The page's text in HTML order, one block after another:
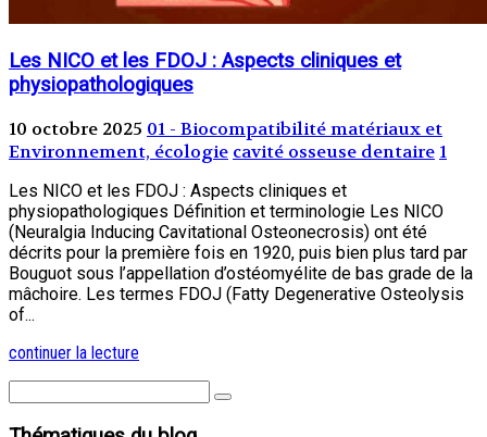
Les NICO et les FDOJ : Aspects cliniques et
physiopathologiques
10 octobre 2025 01 - Biocompatibilité matériaux et
Environnement, écologie cavité osseuse dentaire 1
Les NICO et les FDOJ : Aspects cliniques et
physiopathologiques Définition et terminologie Les NICO
(Neuralgia Inducing Cavitational Osteonecrosis) ont été
décrits pour la première fois en 1920, puis bien plus tard par
Bouguot sous l’appellation d’ostéomyélite de bas grade de la
mâchoire. Les termes FDOJ (Fatty Degenerative Osteolysis
of...
continuer la lecture